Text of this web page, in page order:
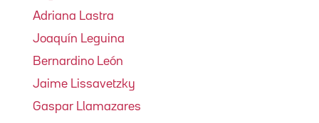
Adriana Lastra
Joaquín Leguina
Bernardino León
Jaime Lissavetzky
Gaspar Llamazares